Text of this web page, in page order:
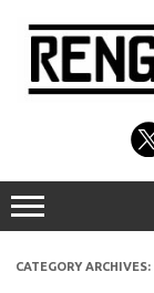
content
CATEGORY ARCHIVES: